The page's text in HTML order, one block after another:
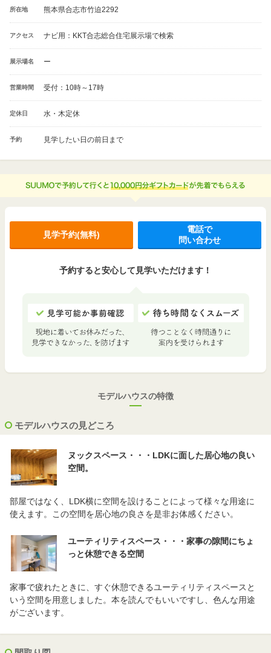
所在地 熊本県合志市竹迫2292
アクセス ナビ用：KKT合志総合住宅展示場で検索
展示場名 ー
営業時間 受付：10時～17時
定休日 水・木定休
予約 見学したい日の前日まで
見学予約(無料)
電話で
問い合わせ
予約すると安心して見学いただけます！
モデルハウスの特徴
モデルハウスの見どころ
ヌックスペース・・・LDKに面した居心地の良い
空間。
部屋ではなく、LDK横に空間を設けることによって様々な用途に
使えます。この空間を居心地の良さを是非お体感ください。
ユーティリティスペース・・・家事の隙間にちょ
っと休憩できる空間
家事で疲れたときに、すぐ休憩できるユーティリティスペースと
いう空間を用意しました。本を読んでもいいですし、色んな用途
がございます。